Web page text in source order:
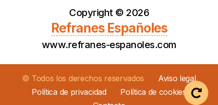
Copyright © 2026
Refranes Españoles
www.refranes-espanoles.com
© Todos los derechos reservados
Aviso legal
Política de privacidad
Política de cookies